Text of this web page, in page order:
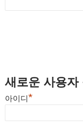
새로운 사용자
아이디 *